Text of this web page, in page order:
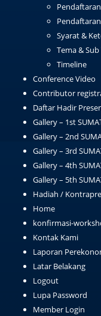
Pendaftaran
Syarat &
Tema &
Timeline
Conference Video
Contributor
Daftar Hadir
Gallery – 1st
Gallery – 2nd
Gallery – 3rd
Gallery – 4th
Gallery – 5th
Hadiah /
Home
konfirmasi-
Kontak Kami
Laporan
Latar Belakang
Logout
Lupa Password
Member Login